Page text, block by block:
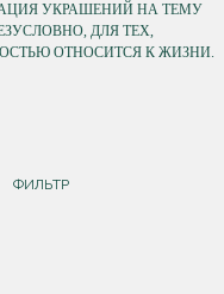
УКРАШЕНИЙ НА ТЕМУ
ДЛЯ ТЕХ,
ОТНОСИТСЯ К ЖИЗНИ.
ФИЛЬТР